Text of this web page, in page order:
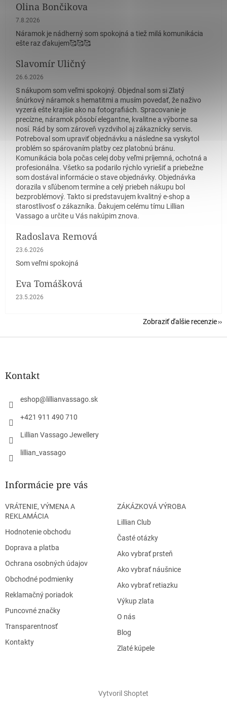
Olina Bončikova
Hodnotenie obchodu je 5 z 5 hviezdičiek.
7.8.2026
Náramok je nádherný som spokojná a tiež milá komunikácia
ešte raz ďakujem🥰🥰🥰
Slavomír Uličný
Hodnotenie obchodu je 5 z 5 hviezdičiek.
26.6.2026
S nákupom som veľmi spokojný. Objednal som si Zlatý
šnúrkový náramok s hematitmi a musím povedať, že naživo
vyzerá ešte krajšie ako na fotografiách. Spracovanie je
precízne, náramok pôsobí elegantne, kvalitne a výborne sa
nosí. Rád by som zároveň vyzdvihol aj zákaznícky servis.
Potreboval som upraviť objednávku a následne sa vyskytol
problém so spárovaním platby cez platobnú bránu.
Komunikácia bola počas celej doby veľmi príjemná, ochotná a
profesionálna. Všetko sa podarilo rýchlo vyriešiť a priebežne
som dostával informácie o stave objednávky. Objednávka
dorazila v sľúbenom termíne a celý priebeh nákupu bol
bezproblémový. Takto si predstavujem kvalitný e-shop a
starostlivosť o zákazníka. Ďakujem celému tímu Lillian
Vassago a určite u Vás nakúpim znova.
Radoslava Remová
Hodnotenie obchodu je 5 z 5 hviezdičiek.
23.6.2026
Som veľmi spokojná
Eva Tomášková
Hodnotenie obchodu je 5 z 5 hviezdičiek.
23.5.2026
Zobraziť ďalšie recenzie
Z
Kontakt
eshop@ lillianvassago.sk
+421 911 490 710
Lillian Vassago Jewellery
lillian_vassago
Informácie pre vás
VRÁTENIE, VÝMENA A
REKLAMÁCIA
Hodnotenie obchodu
Doprava a platba
Ochrana osobných údajov
Obchodné podmienky
Reklamačný poriadok
Puncovné značky
Transparentnosť
Kontakty
ZÁKÁZKOVÁ VÝROBA
Lillian Club
Časté otázky
Ako vybrať prsteň
Ako vybrať náušnice
Ako vybrať retiazku
Výkup zlata
O nás
Blog
Zlaté kúpele
Vytvoril Shoptet